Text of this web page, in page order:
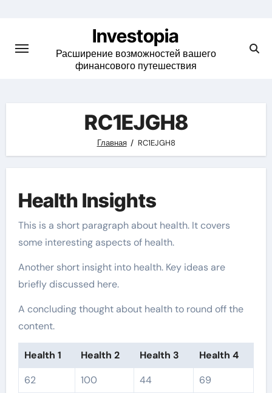
content
Investopia
Расширение возможностей вашего
финансового путешествия
RC1EJGH8
Главная RC1EJGH8
Health Insights
This is a short paragraph about health. It covers
some interesting aspects of health.
Another short insight into health. Key ideas are
briefly discussed here.
A concluding thought about health to round off the
content.
Health 1 Health 2 Health 3
Health 4
62
100 44
69